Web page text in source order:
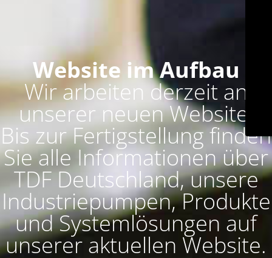
Website im Aufbau
Wir arbeiten derzeit an
unserer neuen Website.
Bis zur Fertigstellung finden
Sie alle Informationen über
TDF Deutschland, unsere
Industriepumpen, Produkte
und Systemlösungen auf
unserer aktuellen Website.